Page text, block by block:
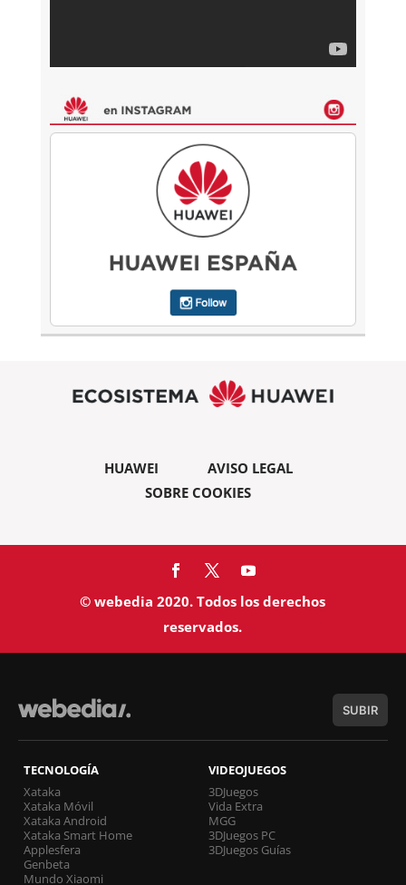
HUAWEI
AVISO LEGAL
SOBRE COOKIES
© webedia 2020. Todos los derechos
reservados.
SUBIR
TECNOLOGÍA
Xataka
Xataka Móvil
Xataka Android
Xataka Smart Home
Applesfera
Genbeta
Mundo Xiaomi
VIDEOJUEGOS
3DJuegos
Vida Extra
MGG
3DJuegos PC
3DJuegos Guías